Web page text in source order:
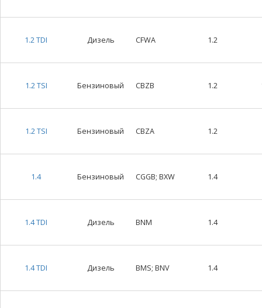
1.2 TDI Дизель CFWA 1.2
1.2 TSI Бензиновый CBZB 1.2
1.2 TSI Бензиновый CBZA 1.2
1.4 Бензиновый CGGB; BXW 1.4
1.4 TDI Дизель BNM 1.4
1.4 TDI Дизель BMS; BNV 1.4